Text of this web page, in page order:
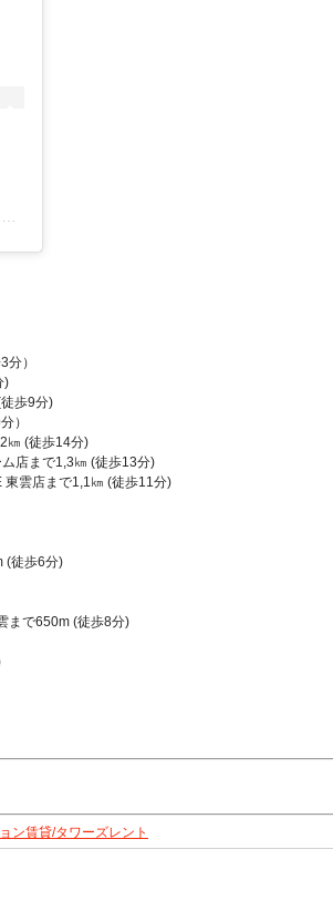
）
)
歩9分)
）
㎞ (徒歩14分)
店まで1,3㎞ (徒歩13分)
雲店まで1,1㎞ (徒歩11分)
(徒歩6分)
まで650m (徒歩8分)
ン賃貸/タワーズレント